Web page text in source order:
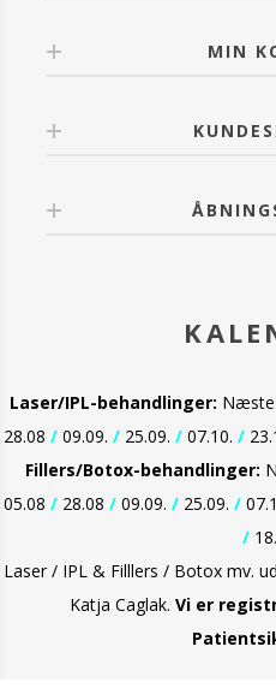
MIN
Laser/IPL-behandlinger: Næste
28.08 / 09.09. / 25.09. / 07.10. /
Fillers/Botox-behandlinger:
05.08 / 28.08 / 09.09. / 25.09. /
/
Laser / IPL & Filllers / Botox mv.
Katja Caglak. Vi er